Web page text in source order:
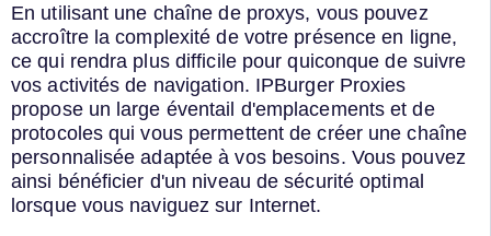
En utilisant une chaîne de proxys, vous pouvez
accroître la complexité de votre présence en ligne,
ce qui rendra plus difficile pour quiconque de suivre
vos activités de navigation. IPBurger Proxies
propose un large éventail d'emplacements et de
protocoles qui vous permettent de créer une chaîne
personnalisée adaptée à vos besoins. Vous pouvez
ainsi bénéficier d'un niveau de sécurité optimal
lorsque vous naviguez sur Internet.